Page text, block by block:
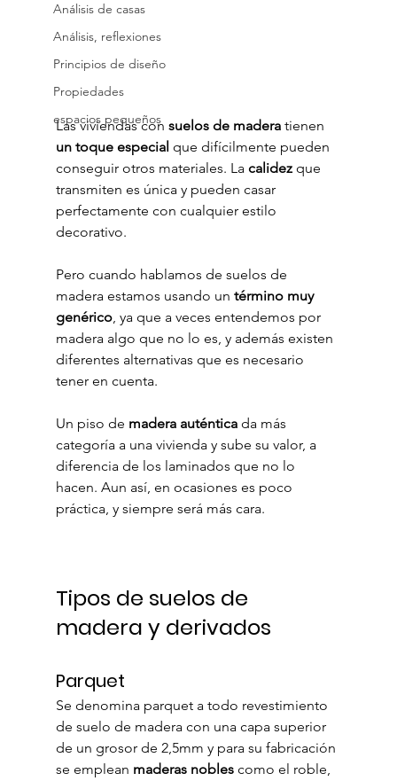
Análisis de casas
Análisis, reflexiones
Principios de diseño
Propiedades
espacios pequeños
Las viviendas con suelos de madera tienen
un toque especial que difícilmente pueden
conseguir otros materiales. La calidez que
transmiten es única y pueden casar
perfectamente con cualquier estilo
decorativo.
Pero cuando hablamos de suelos de
madera estamos usando un término muy
genérico, ya que a veces entendemos por
madera algo que no lo es, y además existen
diferentes alternativas que es necesario
tener en cuenta.
Un piso de madera auténtica da más
categoría a una vivienda y sube su valor, a
diferencia de los laminados que no lo
hacen. Aun así, en ocasiones es poco
práctica, y siempre será más cara.
Tipos de suelos de
madera y derivados
Parquet
Se denomina parquet a todo revestimiento
de suelo de madera con una capa superior
de un grosor de 2,5mm y para su fabricación
se emplean maderas nobles como el roble,